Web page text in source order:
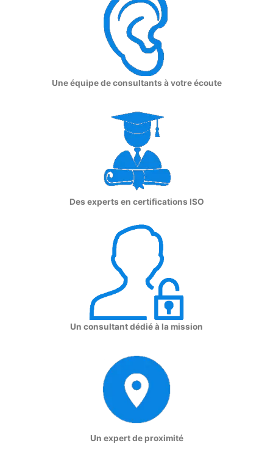
Une équipe de consultants à votre écoute
Des experts en certifications ISO
Un consultant dédié à la mission
Un expert de proximité